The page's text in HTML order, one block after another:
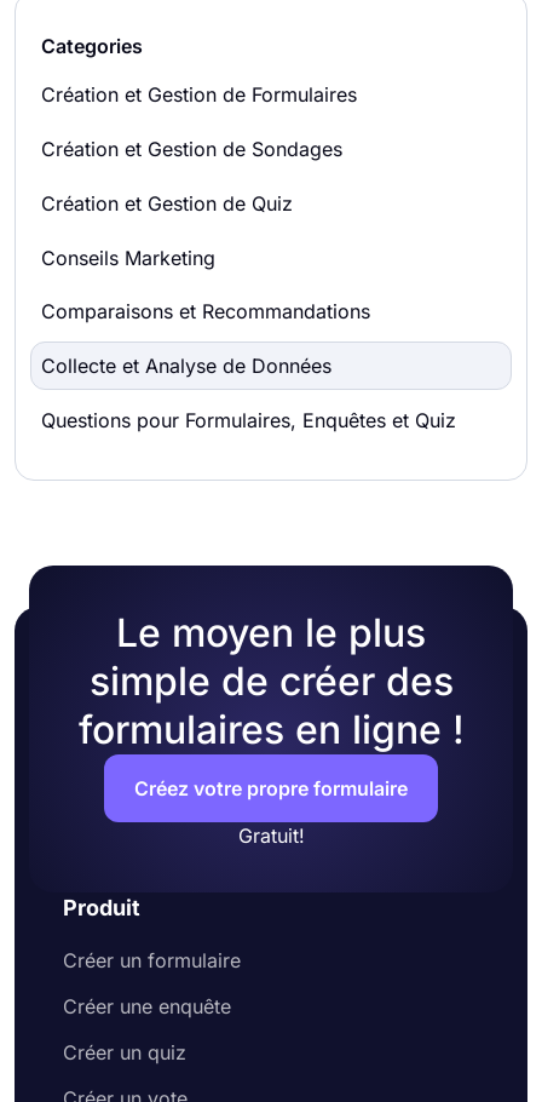
Categories
Création et Gestion de Formulaires
Création et Gestion de Sondages
Création et Gestion de Quiz
Conseils Marketing
Comparaisons et Recommandations
Collecte et Analyse de Données
Questions pour Formulaires, Enquêtes et Quiz
Le moyen le plus
simple de créer des
formulaires en ligne !
Créez votre propre formulaire
Gratuit!
Produit
Créer un formulaire
Créer une enquête
Créer un quiz